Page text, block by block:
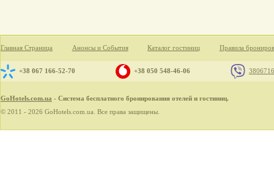
Главная Страница Анонсы и События Каталог гостиниц Правила
+38 067 166-52-70 +38 050 548-46-06
GoHotels.com.ua - Система бесплатного бронирования отелей и гостиниц.
© 2011 - 2026 GoHotels.com.ua. Все права защищены.